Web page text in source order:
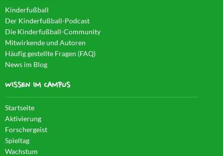
Kinderfußball
Der Kinderfußball-Podcast
Die Kinderfußball-Community
Mitwirkende und Autoren
Häufig gestellte Fragen (FAQ)
News im Blog
WISSEN IM CAMPUS
Startseite
Aktivierung
Forschergeist
Spieltag
Wachstum